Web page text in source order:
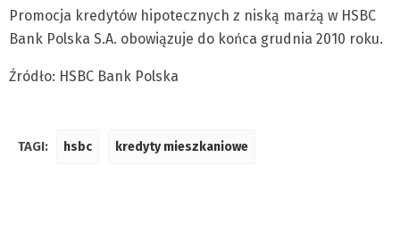
Promocja kredytów hipotecznych z niską marżą w HSBC
Bank Polska S.A. obowiązuje do końca grudnia 2010 roku.
Źródło: HSBC Bank Polska
TAGI: hsbc kredyty mieszkaniowe